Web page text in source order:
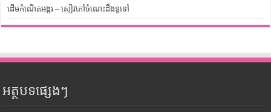
ដើមកំណើតអង្គរ – សៀវភៅចំណេះដឹងទូទៅ
អត្ថបទផ្សេងៗ